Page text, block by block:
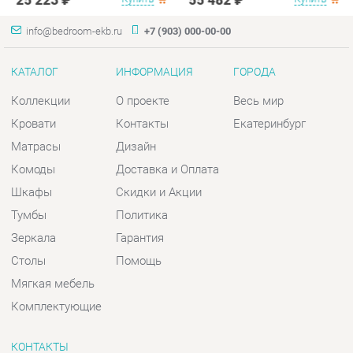
Кровати
Матрасы
Комоды
Шкафы
Тумбы
Контакты
Дизайн
Доставка и Оплата
Скидки и Акции
Политика
Екатеринбург
КОНТАКТЫ
Шоурум и склад самовывоза
Адрес: г. Екатеринбург, пер.
Базовый, 47
Телефон: +7 (903) 000-00-00